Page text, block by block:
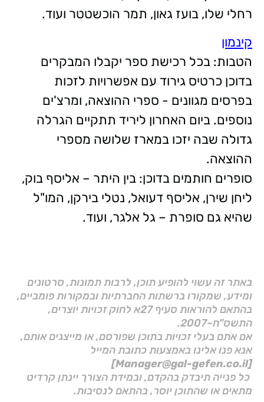
רחלי שלו, בועז גאון, תמר הוכשטטר ועוד.
קינמון
הטבות: בכל רכישת ספר יקבלו המבקרים
בדוכן כרטיס גירוד עם אפשרויות לזכות
בפרסים מגוונים - ספרי ההוצאה, ומרצ'ים
נוספים. ביום האחרון ליריד תתקיים הגרלה
גדולה שבה יזכו במארז שלושה מספרי
ההוצאה.
סופרים חותמים בדוכן: בין היתר – אליסף בוק,
ליחן שירן, אליסף דעואל, נטלי בירקן, המו"ל
שהיא גם סופרת – גל אלגר, ועוד.
באתר זה עשוי להופיע תוכן, לרבות תמונות, סרטונים
ומידע, שמקורו ברשתות החברתיות ובמקורות פומביים,
בהתאם להוראות סעיף 27א לחוק זכויות יוצרים,
התשס"ח–2007.
אם אתם בעלי זכויות בתוכן שפורסם, או מייצגים אותם,
אנא פנו אלינו באמצעות כתובת המייל
[Manager@gal-gefen.co.il]
כל פנייה תיבדק בהקדם, ובמידת הצורך יינתן קרדיט
מתאים או שהתוכן יוסר, בהתאם לנסיבות.